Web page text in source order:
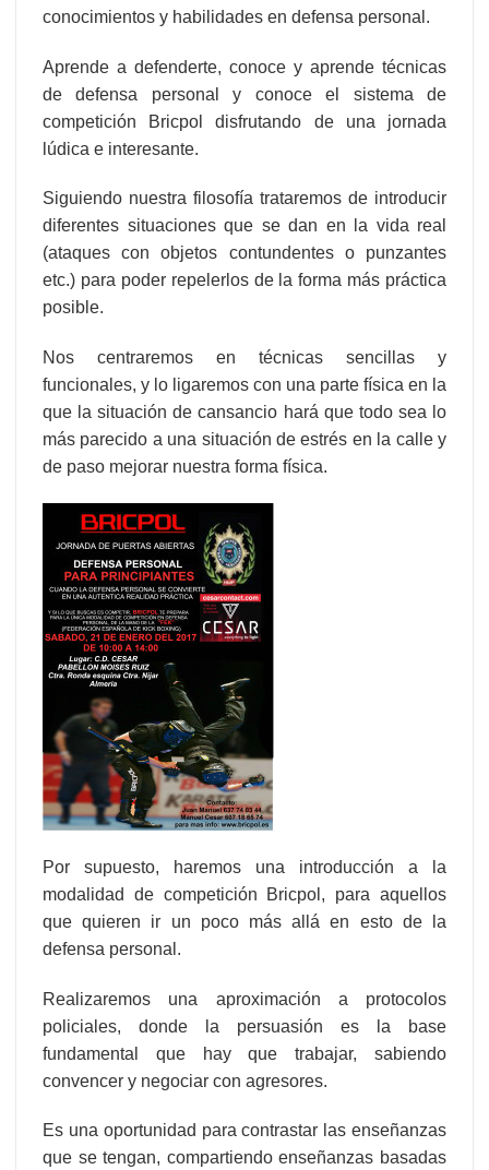
conocimientos y habilidades en defensa personal.
Aprende a defenderte, conoce y aprende técnicas
de defensa personal y conoce el sistema de
competición Bricpol disfrutando de una jornada
lúdica e interesante.
Siguiendo nuestra filosofía trataremos de introducir
diferentes situaciones que se dan en la vida real
(ataques con objetos contundentes o punzantes
etc.) para poder repelerlos de la forma más práctica
posible.
Nos centraremos en técnicas sencillas y
funcionales, y lo ligaremos con una parte física en la
que la situación de cansancio hará que todo sea lo
más parecido a una situación de estrés en la calle y
de paso mejorar nuestra forma física.
Por supuesto, haremos una introducción a la
modalidad de competición Bricpol, para aquellos
que quieren ir un poco más allá en esto de la
defensa personal.
Realizaremos una aproximación a protocolos
policiales, donde la persuasión es la base
fundamental que hay que trabajar, sabiendo
convencer y negociar con agresores.
Es una oportunidad para contrastar las enseñanzas
que se tengan, compartiendo enseñanzas basadas